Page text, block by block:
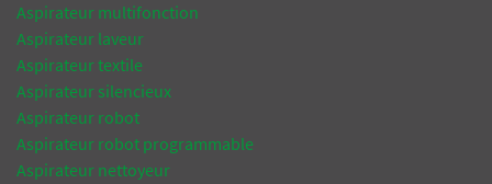
Aspirateur multifonction
Aspirateur laveur
Aspirateur textile
Aspirateur silencieux
Aspirateur robot
Aspirateur robot programmable
Aspirateur nettoyeur